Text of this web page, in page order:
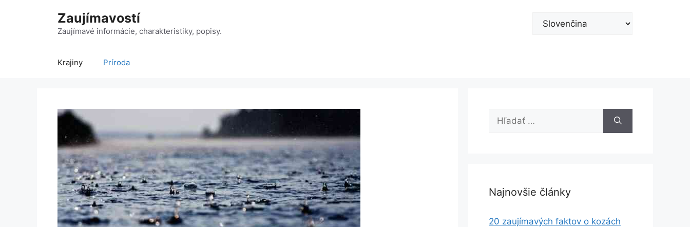
Zaujímavostí
Zaujímavé informácie, charakteristiky, popisy.
Vyberte
Krajiny Príroda
Hľadať:
Najnovšie články
20 zaujímavých faktov o kozách